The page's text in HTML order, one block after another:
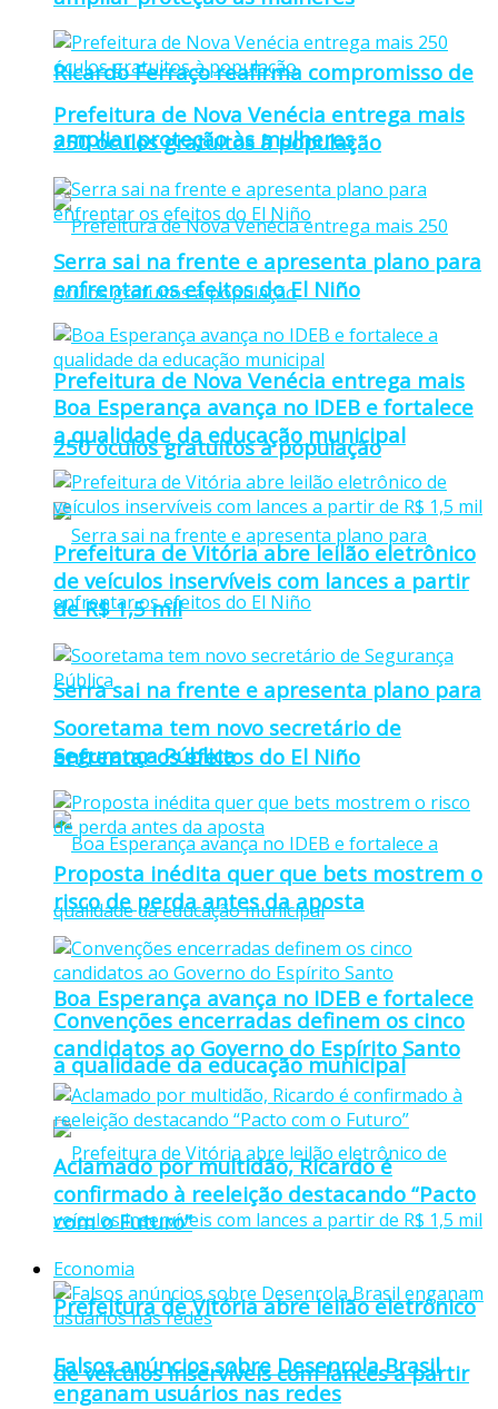
Ricardo Ferraço reafirma compromisso de
ampliar proteção às mulheres
Prefeitura de Nova Venécia entrega mais
250 óculos gratuitos à população
Serra sai na frente e apresenta plano para
enfrentar os efeitos do El Niño
Boa Esperança avança no IDEB e fortalece
a qualidade da educação municipal
Prefeitura de Vitória abre leilão eletrônico
de veículos inservíveis com lances a partir
Prefeitura de Nova Venécia entrega mais
250 óculos gratuitos à população
Serra sai na frente e apresenta plano para
enfrentar os efeitos do El Niño
Boa Esperança avança no IDEB e fortalece
a qualidade da educação municipal
Prefeitura de Vitória abre leilão eletrônico
de veículos inservíveis com lances a partir
de R$ 1,5 mil
Sooretama tem novo secretário de
Segurança Pública
Proposta inédita quer que bets mostrem o
risco de perda antes da aposta
Convenções encerradas definem os cinco
candidatos ao Governo do Espírito Santo
Aclamado por multidão, Ricardo é
confirmado à reeleição destacando “Pacto
com o Futuro”
Economia
Falsos anúncios sobre Desenrola Brasil
enganam usuários nas redes